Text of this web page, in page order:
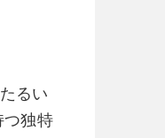
るい
つ独特